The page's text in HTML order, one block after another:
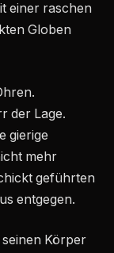
einer raschen
Globen
der Lage.
gierige
mehr
geführten
entgegen.
Körper